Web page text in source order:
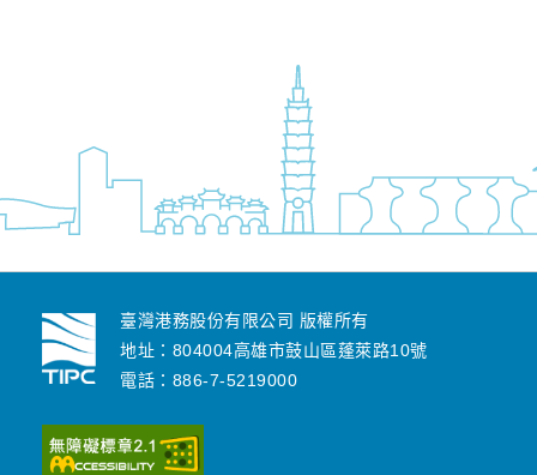
臺灣港務股份有限公司 版權所有
地址：804004高雄市鼓山區蓬萊路10號
電話：886-7-5219000